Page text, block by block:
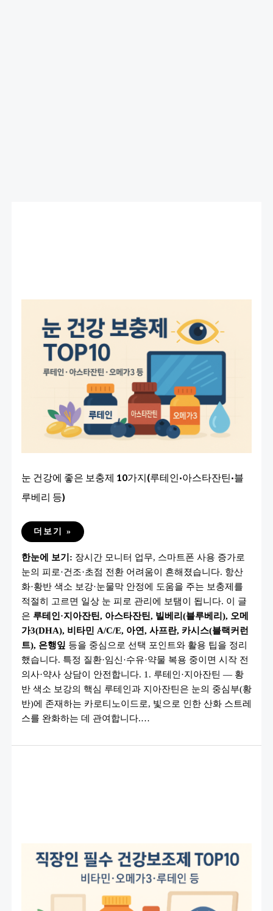
눈 건강에 좋은 보충제 10가지(루테인·아스타잔틴·블
루베리 등)
눈
에
은
보
충
제
10
가
(루
테
인
·
아
스
타
잔
틴
·
블
리
더보기 »
한눈에 보기: 장시간 모니터 업무, 스마트폰 사용 증가로
눈의 피로·건조·초점 전환 어려움이 흔해졌습니다. 항산
화·황반 색소 보강·눈물막 안정에 도움을 주는 보충제를
적절히 고르면 일상 눈 피로 관리에 보탬이 됩니다. 이 글
은 루테인·지아잔틴, 아스타잔틴, 빌베리(블루베리), 오메
가3(DHA), 비타민 A/C/E, 아연, 사프란, 카시스(블랙커런
트), 은행잎 등을 중심으로 선택 포인트와 활용 팁을 정리
했습니다. 특정 질환·임신·수유·약물 복용 중이면 시작 전
의사·약사 상담이 안전합니다. 1. 루테인·지아잔틴 — 황
반 색소 보강의 핵심 루테인과 지아잔틴은 눈의 중심부(황
반)에 존재하는 카로티노이드로, 빛으로 인한 산화 스트레
스를 완화하는 데 관여합니다.…